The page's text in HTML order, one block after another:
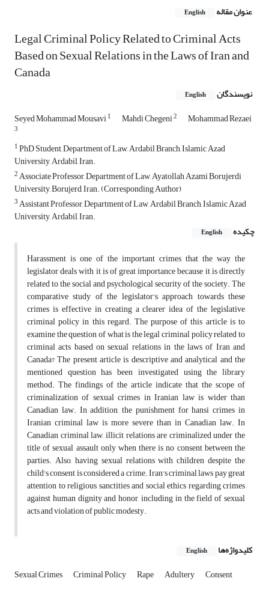
عنوان مقاله English
Legal Criminal Policy Related to Criminal Acts
Based on Sexual Relations in the Laws of Iran and
Canada
نویسندگان English
Seyed Mohammad Mousavi1 Mahdi Chegeni2 Mohammad Rezaei
3
1PhD Student, Department of Law, Ardabil Branch, Islamic Azad
University, Ardabil, Iran.
2Associate Professor, Department of Law, Ayatollah Azami Borujerdi
University, Borujerd, Iran. (Corresponding Author)
3Assistant Professor, Department of Law, Ardabil Branch, Islamic Azad
University, Ardabil, Iran.
چکیده
English
Harassment is one of the important crimes that the way the
legislator deals with it is of great importance because it is directly
related to the social and psychological security of the society. The
comparative study of the legislator's approach towards these
crimes is effective in creating a clearer idea of the legislative
criminal policy in this regard. The purpose of this article is to
examine the question of what is the legal criminal policy related to
criminal acts based on sexual relations in the laws of Iran and
Canada? The present article is descriptive and analytical and the
mentioned question has been investigated using the library
method. The findings of the article indicate that the scope of
criminalization of sexual crimes in Iranian law is wider than
Canadian law. In addition, the punishment for hansi crimes in
Iranian criminal law is more severe than in Canadian law. In
Canadian criminal law, illicit relations are criminalized under the
title of sexual assault only when there is no consent between the
parties. Also, having sexual relations with children despite the
child's consent is considered a crime. Iran's criminal laws pay great
attention to religious sanctities and social ethics regarding crimes
against human dignity and honor, including in the field of sexual
acts and violation of public modesty.
کلیدواژه‌ها English
Sexual Crimes Criminal Policy Rape Adultery Consent